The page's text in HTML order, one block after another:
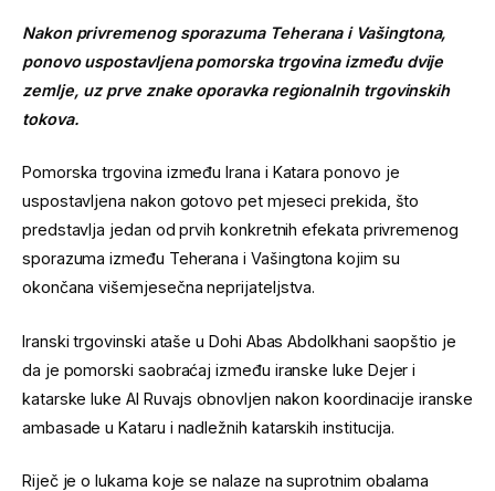
Nakon privremenog sporazuma Teherana i Vašingtona,
ponovo uspostavljena pomorska trgovina između dvije
zemlje, uz prve znake oporavka regionalnih trgovinskih
tokova.
Pomorska trgovina između Irana i Katara ponovo je
uspostavljena nakon gotovo pet mjeseci prekida, što
predstavlja jedan od prvih konkretnih efekata privremenog
sporazuma između Teherana i Vašingtona kojim su
okončana višemjesečna neprijateljstva.
Iranski trgovinski ataše u Dohi Abas Abdolkhani saopštio je
da je pomorski saobraćaj između iranske luke Dejer i
katarske luke Al Ruvajs obnovljen nakon koordinacije iranske
ambasade u Kataru i nadležnih katarskih institucija.
Riječ je o lukama koje se nalaze na suprotnim obalama